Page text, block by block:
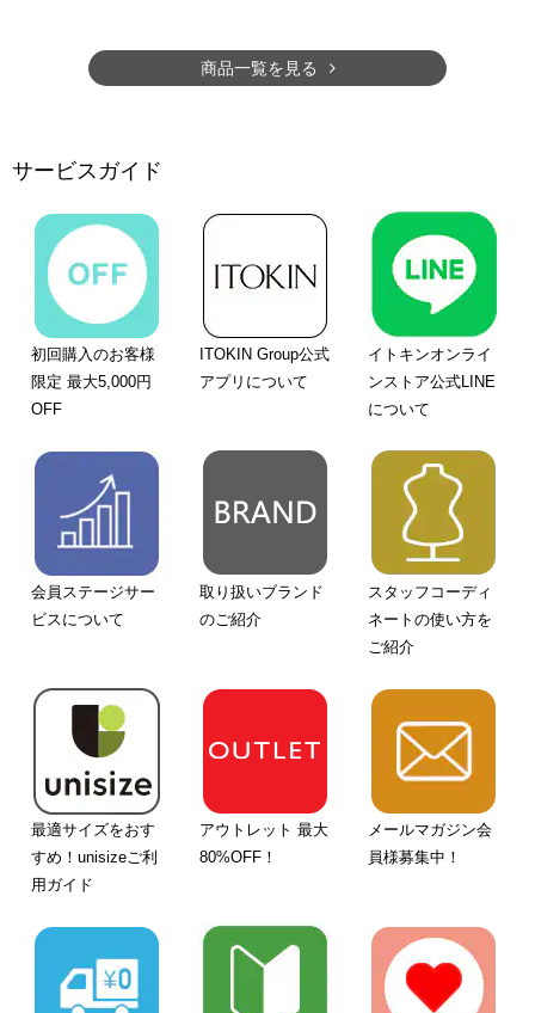
商品一覧を見る
サービスガイド
初回購入のお客様
限定 最大5,000円
OFF
ITOKIN Group公式
アプリについて
イトキンオンライ
ンストア公式LINE
について
会員ステージサー
ビスについて
取り扱いブランド
のご紹介
スタッフコーディ
ネートの使い方を
ご紹介
最適サイズをおす
すめ！unisizeご利
用ガイド
アウトレット 最大
80%OFF！
メールマガジン会
員様募集中！